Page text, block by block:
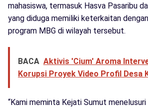
mahasiswa, termasuk Hasva Pasaribu
yang diduga memiliki keterkaitan
program MBG di wilayah tersebut.
BACA Aktivis 'Cium' Aroma
Korupsi Proyek Video Profil Desa
“Kami meminta Kejati Sumut menelusuri